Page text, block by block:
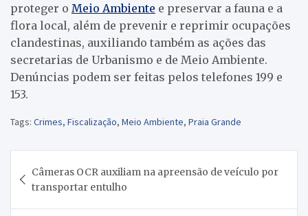
proteger o Meio Ambiente e preservar a fauna e a
flora local, além de prevenir e reprimir ocupações
clandestinas, auxiliando também as ações das
secretarias de Urbanismo e de Meio Ambiente.
Denúncias podem ser feitas pelos telefones 199 e
153.
Tags: Crimes, Fiscalização, Meio Ambiente, Praia Grande
de
Post
Câmeras OCR auxiliam na apreensão de veículo por
transportar entulho